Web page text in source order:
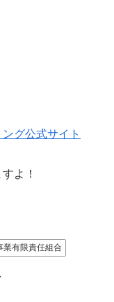
グ公式サイト
よ！
業有限責任組合